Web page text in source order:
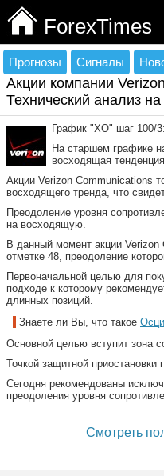
ForexTimes
Прогнозы Сигналы
Акции компании
Технический анализ
График "ХО" шаг 100/3:
На старшем графике
восходящая
Акции Verizon Communications
восходящего тренда, что
Преодоление уровня
на восходящую.
В данный момент акции
отметке 48, преодоление
Первоначальной целью для
подходе к которому
длинных позиций.
Знаете ли Вы, что такое
Основной целью вступит зона
Точкой защитной
Сегодня рекомендованы
преодоления уровня
Смотреть